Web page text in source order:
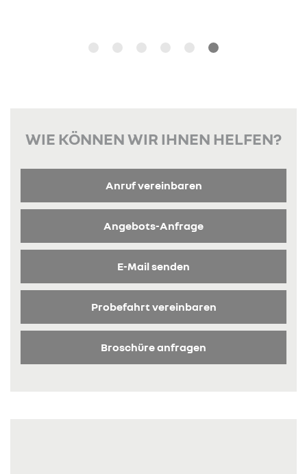
WIE KÖNNEN WIR IHNEN HELFEN?
Anruf vereinbaren
Angebots-Anfrage
E-Mail senden
Probefahrt vereinbaren
Broschüre anfragen